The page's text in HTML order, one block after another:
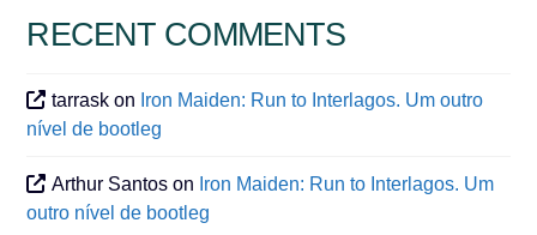
RECENT COMMENTS
tarrask on Iron Maiden: Run to Interlagos. Um outro
nível de bootleg
Arthur Santos on Iron Maiden: Run to Interlagos. Um
outro nível de bootleg